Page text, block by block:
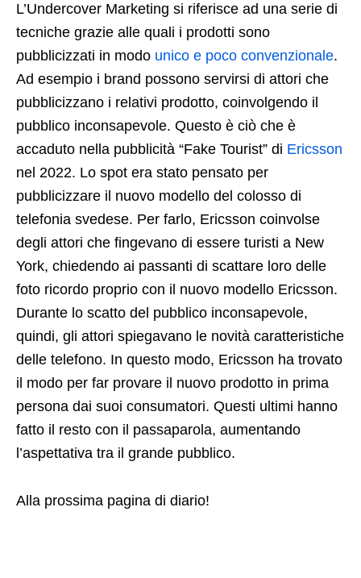
L’Undercover Marketing si riferisce ad una serie di
tecniche grazie alle quali i prodotti sono
pubblicizzati in modo unico e poco convenzionale.
Ad esempio i brand possono servirsi di attori che
pubblicizzano i relativi prodotto, coinvolgendo il
pubblico inconsapevole. Questo è ciò che è
accaduto nella pubblicità “Fake Tourist” di Ericsson
nel 2022. Lo spot era stato pensato per
pubblicizzare il nuovo modello del colosso di
telefonia svedese. Per farlo, Ericsson coinvolse
degli attori che fingevano di essere turisti a New
York, chiedendo ai passanti di scattare loro delle
foto ricordo proprio con il nuovo modello Ericsson.
Durante lo scatto del pubblico inconsapevole,
quindi, gli attori spiegavano le novità caratteristiche
delle telefono. In questo modo, Ericsson ha trovato
il modo per far provare il nuovo prodotto in prima
persona dai suoi consumatori. Questi ultimi hanno
fatto il resto con il passaparola, aumentando
l’aspettativa tra il grande pubblico.
Alla prossima pagina di diario!